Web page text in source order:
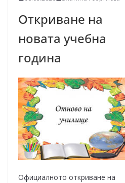
Откриване на
новата учебна
година
Официалното откриване на